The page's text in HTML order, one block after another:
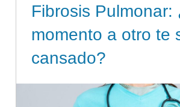
Fibrosis Pulmonar:
momento a otro te
cansado?